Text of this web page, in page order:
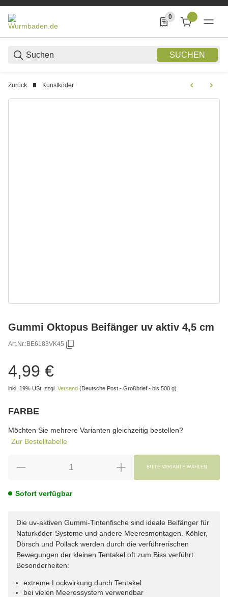
SUCHEN
0
0 Produkte in der
Zurück Kunstköder
Gummi Oktopus Beifänger uv aktiv 4,5 cm
Art.Nr.:BE6183VK45
4,99 €
inkl. 19% USt. zzgl. Versand (Deutsche Post - Großbrief - bis 500 g)
FARBE
Möchten Sie mehrere Varianten gleichzeitig bestellen?
Zur Bestelltabelle
BITTE VARIANTE WÄHLEN
Sofort verfügbar
Die uv-aktiven Gummi-Tintenfische sind ideale Beifänger für
Naturköder-Systeme und andere Meeresmontagen. Köhler,
Dörsch und Pollack werden durch die verführerischen
Bewegungen der kleinen Tentakel oft zum Biss verführt.
Besonderheiten:
extreme Lockwirkung durch Tentakel
bei vielen Meeressystem verwendbar